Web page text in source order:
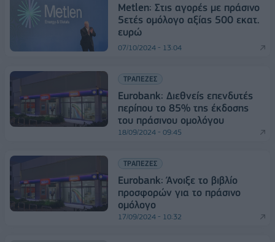
Metlen: Στις αγορές με πράσινο
5ετές ομόλογο αξίας 500 εκατ.
ευρώ
07/10/2024 - 13:04
ΤΡΑΠΕΖΕΣ
Eurobank: Διεθνείς επενδυτές
περίπου το 85% της έκδοσης
του πράσινου ομολόγου
18/09/2024 - 09:45
ΤΡΑΠΕΖΕΣ
Eurobank: Άνοιξε το βιβλίο
προσφορών για το πράσινο
ομόλογο
17/09/2024 - 10:32